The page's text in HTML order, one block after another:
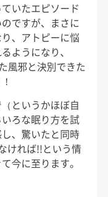
いたエピソード
ですが、まさに
、アトピーに悩
ようになり、
風邪と決別できた
というかほぼ自
ろな眠り方を試
、驚いたと同時
ければ!!という情
今に至ります。